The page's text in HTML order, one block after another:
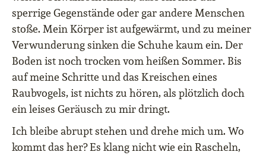
sperrige Gegenstände oder gar andere Menschen
stoße. Mein Körper ist aufgewärmt, und zu meiner
Verwunderung sinken die Schuhe kaum ein. Der
Boden ist noch trocken vom heißen Sommer. Bis
auf meine Schritte und das Kreischen eines
Raubvogels, ist nichts zu hören, als plötzlich doch
ein leises Geräusch zu mir dringt.
Ich bleibe abrupt stehen und drehe mich um. Wo
kommt das her? Es klang nicht wie ein Rascheln,